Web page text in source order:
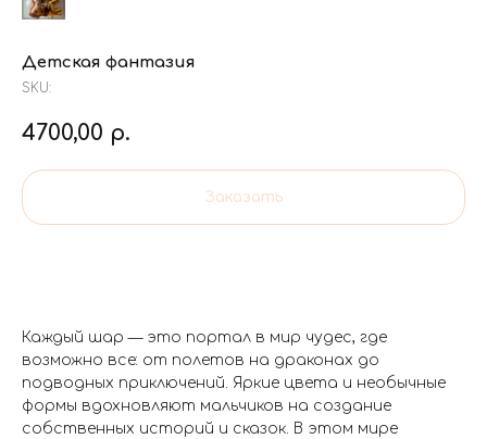
Детская фантазия
SKU:
4700,00 р.
Заказать
Каждый шар — это портал в мир чудес, где
возможно все: от полетов на драконах до
подводных приключений. Яркие цвета и необычные
формы вдохновляют мальчиков на создание
собственных историй и сказок. В этом мире